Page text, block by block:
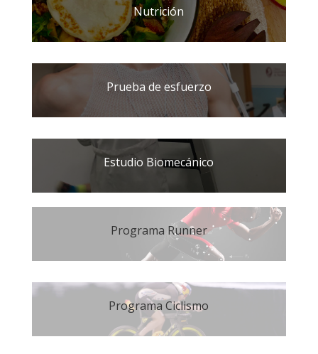
Nutrición
Prueba de esfuerzo
Estudio Biomecánico
Programa Runner
Programa Ciclismo